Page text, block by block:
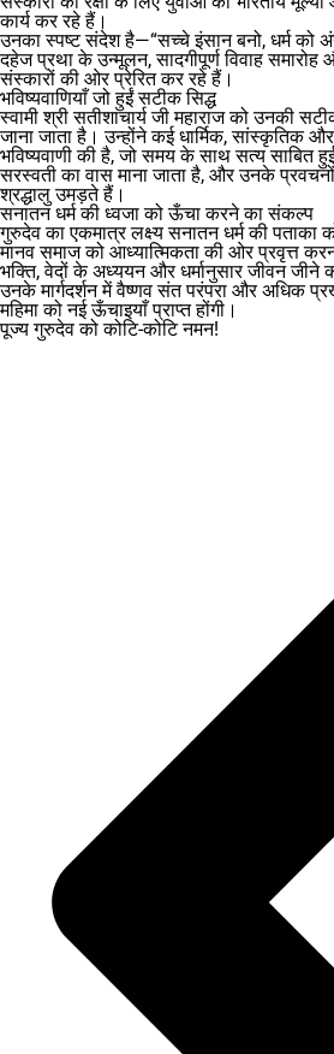
कार्य कर रहे हैं।
उनका स्पष्ट संदेश है—“सच्चे इंसान बनो, धर्म को
दहेज प्रथा के उन्मूलन, सादगीपूर्ण विवाह समारोह
संस्कारों की ओर प्रेरित कर रहे हैं।
भविष्यवाणियाँ जो हुईं सटीक सिद्ध
स्वामी श्री सतीशाचार्य जी महाराज को उनकी
जाना जाता है। उन्होंने कई धार्मिक, सांस्कृतिक
भविष्यवाणी की है, जो समय के साथ सत्य साबित
सरस्वती का वास माना जाता है, और उनके
श्रद्धालु उमड़ते हैं।
सनातन धर्म की ध्वजा को ऊँचा करने का संकल्प
गुरुदेव का एकमात्र लक्ष्य सनातन धर्म की पताका
मानव समाज को आध्यात्मिकता की ओर प्रवृत्त
भक्ति, वेदों के अध्ययन और धर्मानुसार जीवन जीने
उनके मार्गदर्शन में वैष्णव संत परंपरा और अधिक
महिमा को नई ऊँचाइयाँ प्राप्त होंगी।
पूज्य गुरुदेव को कोटि-कोटि नमन!